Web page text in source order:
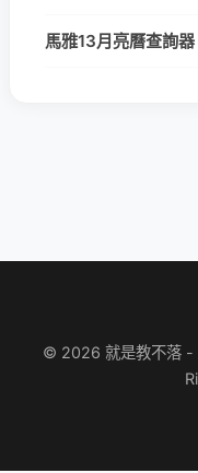
馬雅13月亮曆查詢器
© 2026 就是教不落 -